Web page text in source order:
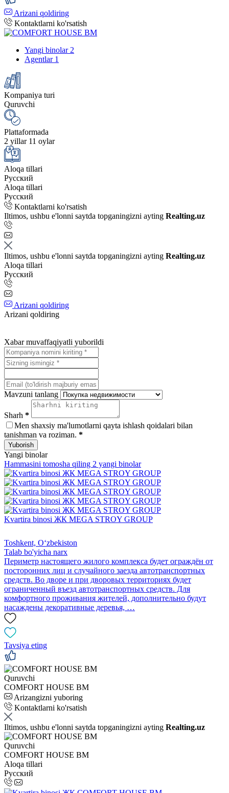
Arizani qoldiring
Kontaktlarni ko'rsatish
Yangi binolar 2
Agentlar 1
Kompaniya turi
Quruvchi
Plattaformada
2 yillar 11 oylar
Aloqa tillari
Русский
Aloqa tillari
Русский
Kontaktlarni ko'rsatish
Iltimos, ushbu e'lonni saytda topganingizni ayting Realting.uz
Iltimos, ushbu e'lonni saytda topganingizni ayting Realting.uz
Aloqa tillari
Русский
Arizani qoldiring
Arizani qoldiring
Xabar muvaffaqiyatli yuborildi
Mavzuni tanlang
Sharh *
Men shaxsiy ma'lumotlarni qayta ishlash qoidalari bilan
tanishman va roziman. *
Yuborish
Yangi binolar
Hammasini tomosha qiling 2 yangi binolar
Kvartira binosi ЖК MEGA STROY GROUP
Toshkent, Oʻzbekiston
Talab bo'yicha narx
Периметр настоящего жилого комплекса будет ограждён от
посторонних лиц и случайного заезда автотранспортных
средств. Во дворе и при дворовых территориях будет
ограниченный въезд автотранспортных средств. Для
комфортного проживания жителей, дополнительно будут
насаждены декоративные деревья, …
Tavsiya eting
Quruvchi
СOMFORT HOUSE ВМ
Arizangizni yuboring
Kontaktlarni ko'rsatish
Iltimos, ushbu e'lonni saytda topganingizni ayting Realting.uz
Quruvchi
СOMFORT HOUSE ВМ
Aloqa tillari
Русский